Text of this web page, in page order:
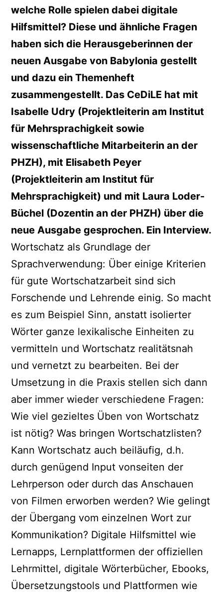
welche Rolle spielen dabei digitale
Hilfsmittel? Diese und ähnliche Fragen
haben sich die Herausgeberinnen der
neuen Ausgabe von Babylonia gestellt
und dazu ein Themenheft
zusammengestellt. Das CeDiLE hat mit
Isabelle Udry (Projektleiterin am Institut
für Mehrsprachigkeit sowie
wissenschaftliche Mitarbeiterin an der
PHZH), mit Elisabeth Peyer
(Projektleiterin am Institut für
Mehrsprachigkeit) und mit Laura Loder-
Büchel (Dozentin an der PHZH) über die
neue Ausgabe gesprochen. Ein Interview.
Wortschatz als Grundlage der
Sprachverwendung: Über einige Kriterien
für gute Wortschatzarbeit sind sich
Forschende und Lehrende einig. So macht
es zum Beispiel Sinn, anstatt isolierter
Wörter ganze lexikalische Einheiten zu
vermitteln und Wortschatz realitätsnah
und vernetzt zu bearbeiten. Bei der
Umsetzung in die Praxis stellen sich dann
aber immer wieder verschiedene Fragen:
Wie viel gezieltes Üben von Wortschatz
ist nötig? Was bringen Wortschatzlisten?
Kann Wortschatz auch beiläufig, d.h.
durch genügend Input vonseiten der
Lehrperson oder durch das Anschauen
von Filmen erworben werden? Wie gelingt
der Übergang vom einzelnen Wort zur
Kommunikation? Digitale Hilfsmittel wie
Lernapps, Lernplattformen der offiziellen
Lehrmittel, digitale Wörterbücher, Ebooks,
Übersetzungstools und Plattformen wie